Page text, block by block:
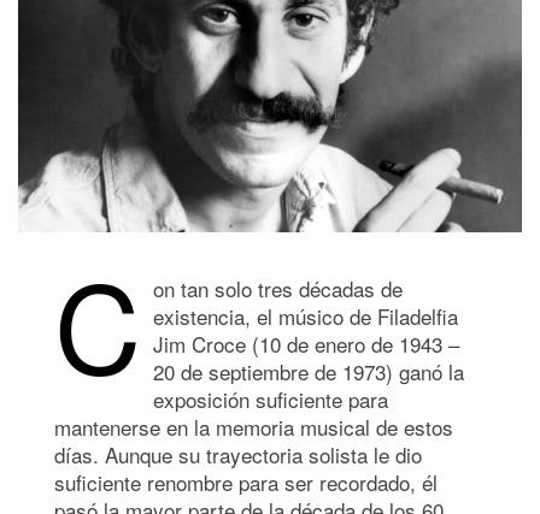
C on tan solo tres décadas de
existencia, el músico de Filadelfia
Jim Croce (10 de enero de 1943 –
20 de septiembre de 1973) ganó la
exposición suficiente para
mantenerse en la memoria musical de estos
días. Aunque su trayectoria solista le dio
suficiente renombre para ser recordado, él